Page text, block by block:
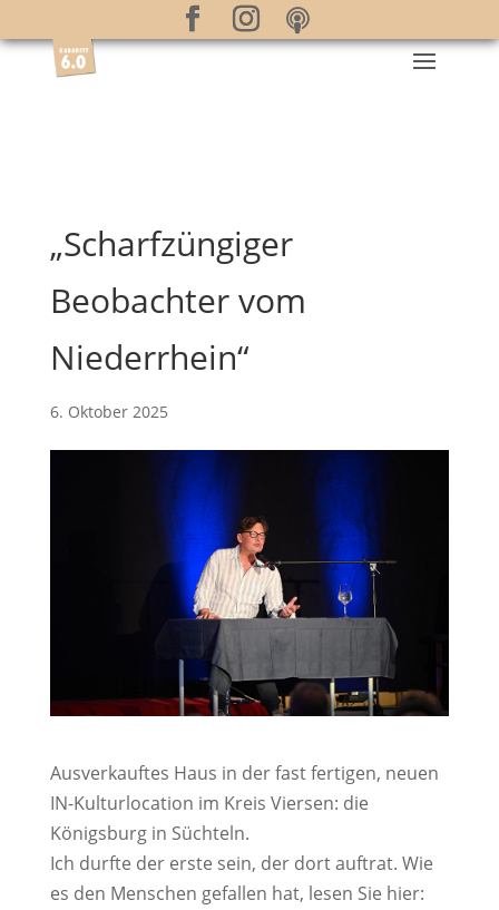
„Scharfzüngiger
Beobachter vom
Niederrhein“
6. Oktober 2025
Ausverkauftes Haus in der fast fertigen, neuen
IN-Kulturlocation im Kreis Viersen: die
Königsburg in Süchteln.
Ich durfte der erste sein, der dort auftrat. Wie
es den Menschen gefallen hat, lesen Sie hier: